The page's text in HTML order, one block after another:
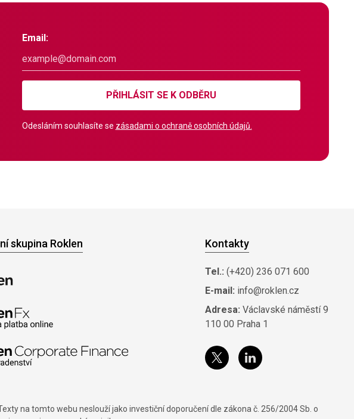
Email:
PŘIHLÁSIT SE K ODBĚRU
Odesláním souhlasíte se zásadami o ochraně osobních údajů.
skupina Roklen Kontakty
Tel.: (+420) 236 071 600
E-mail: info@roklen.cz
Adresa: Václavské náměstí 9
110 00 Praha 1
na tomto webu neslouží jako investiční doporučení dle zákona č. 256/2004 Sb. o